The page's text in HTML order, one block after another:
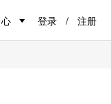
登录 / 注册